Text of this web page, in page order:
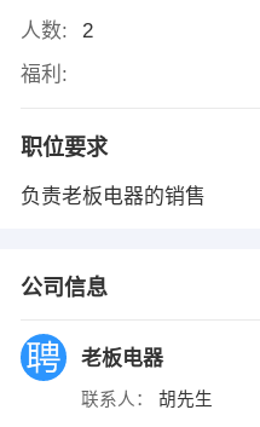
人数:
2
福利:
职位要求
负责老板电器的销售
公司信息
老板电器
联系人： 胡先生